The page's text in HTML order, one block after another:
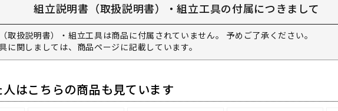
組立説明書（取扱説明書）・組立工具の付属につきまして
取扱説明書）・組立工具は商品に付属されていません。 予めご了承ください。
に関しましては、商品ページに記載しています。
はこちらの商品も見ています